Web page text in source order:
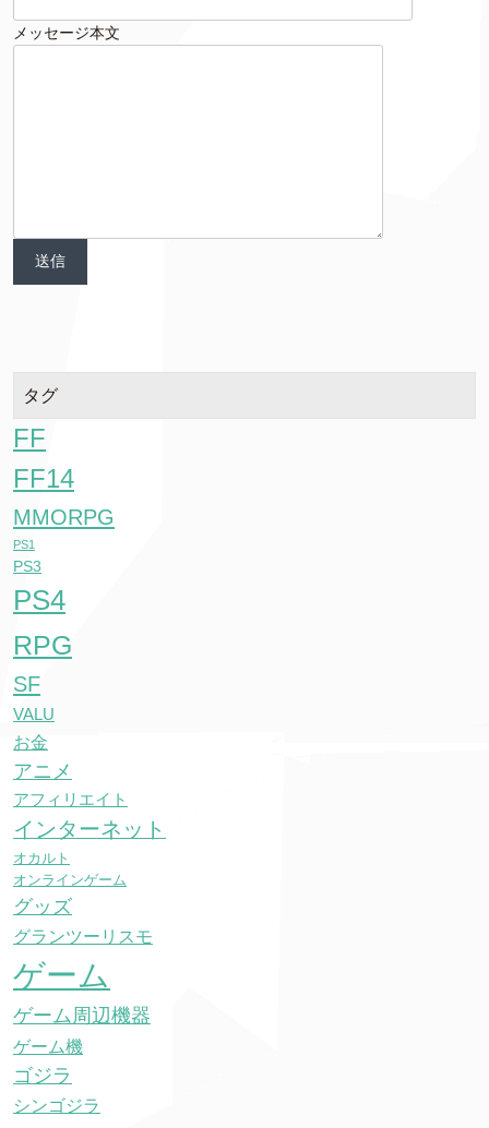
メッセージ本文
タグ
FF
FF14
MMORPG
PS1
PS3
PS4
RPG
SF
VALU
お金
アニメ
アフィリエイト
インターネット
オカルト
オンラインゲーム
グッズ
グランツーリスモ
ゲーム
ゲーム周辺機器
ゲーム機
ゴジラ
シンゴジラ